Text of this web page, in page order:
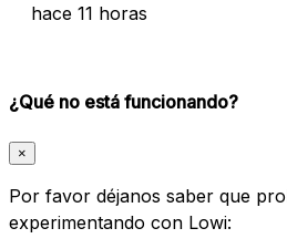
hace 11 horas
¿Qué no está funcionando?
×
Por favor déjanos saber que
experimentando con Lowi: